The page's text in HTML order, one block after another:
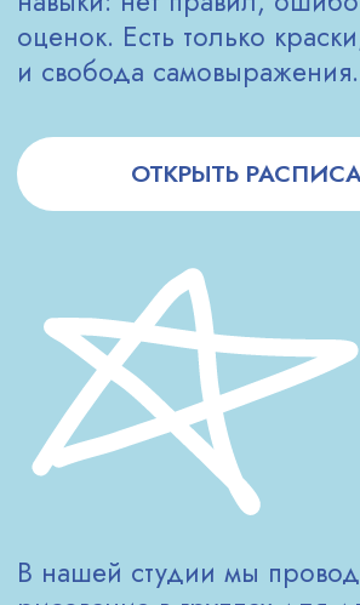
Мы верим, что каждый человек
подходящий метод и мастера, который
подскажет, как держать кисточку,
но не будет ограничивать. В классе
мы рисуем картины, которые удивляют
родителей и вдохновляют самих
участников.
Классы проходят в небольших группах,
поэтому мы уделяем внимание каждому
ребёнку. Такой подход помогает
не только освоить технику,
воображение и уверенность.